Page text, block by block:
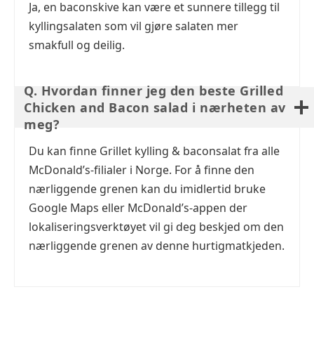
Ja, en baconskive kan være et sunnere tillegg til
kyllingsalaten som vil gjøre salaten mer
smakfull og deilig.
Q. Hvordan finner jeg den beste Grilled
Chicken and Bacon salad i nærheten av
meg?
Du kan finne Grillet kylling & baconsalat fra alle
McDonald’s-filialer i Norge. For å finne den
nærliggende grenen kan du imidlertid bruke
Google Maps eller McDonald’s-appen der
lokaliseringsverktøyet vil gi deg beskjed om den
nærliggende grenen av denne hurtigmatkjeden.